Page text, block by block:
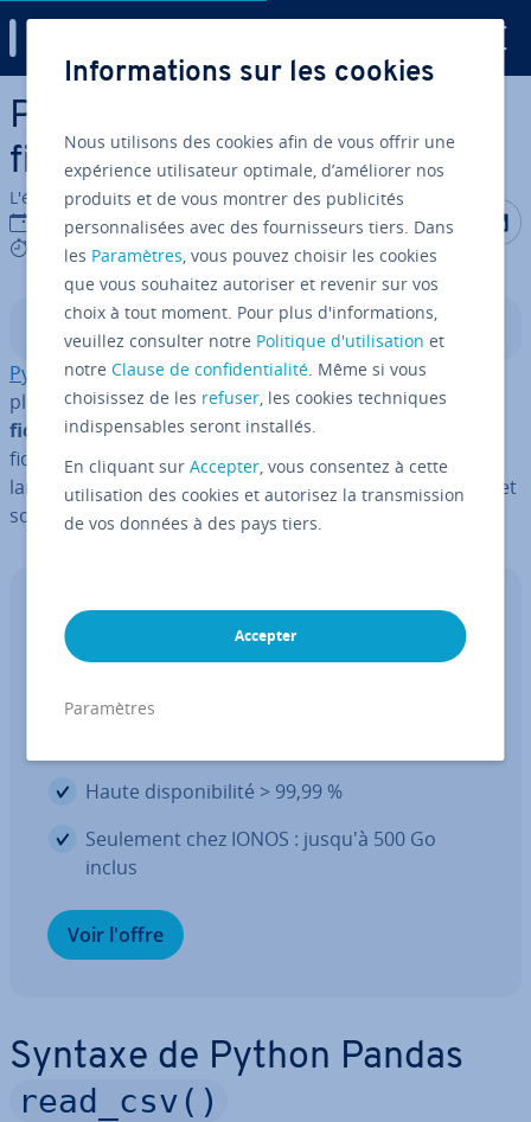
Aller au contenu principal
Pandas read_csv() : lire des
fichiers CSV dans Python
L'équipe édi­to­riale IONOS
20/06/2025
5 mins
Partager
Python Pandas read_csv() est l’une des méthodes les
plus utilisées pourcharger des données depuis des
fichiers CSV et les stocker dans un DataFrame
fichiers CSV (Comma-separated Values) sont un format
largement utilisé pour stocker des données ta­bu­laires et
sont supportés par de nombreux pro­grammes.
Hé­ber­ge­ment Web
Hé­ber­ge­ment Web de pointe au
Haute dis­po­ni­bi­lité > 99,99 %
Seulement chez IONOS : jusqu'à 500 Go
inclus
Voir l'offre
Syntaxe de Python Pandas
read_csv()
Informations sur les cookies
Nous utilisons des cookies afin de vous offrir une
expérience utilisateur optimale, d’améliorer nos
produits et de vous montrer des publicités
personnalisées avec des fournisseurs tiers. Dans
les Paramètres, vous pouvez choisir les cookies
que vous souhaitez autoriser et revenir sur vos
choix à tout moment. Pour plus d'informations,
veuillez consulter notre Politique d'utilisation et
notreClause de confidentialité. Même si vous
choisissez de les refuser, les cookies techniques
indispensables seront installés.
En cliquant surAccepter, vous consentez à cette
utilisation des cookies et autorisez la transmission
de vos données à des pays tiers.
Accepter
Paramètres